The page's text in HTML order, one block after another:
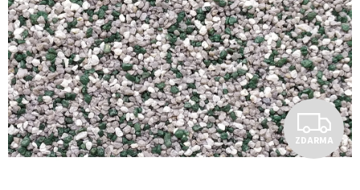
Z
D
ZDARMA